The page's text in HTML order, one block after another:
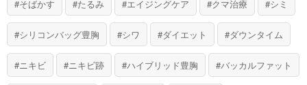
そばかす たるみ エイジングケア クマ治療 シミ
シリコンバッグ豊胸 シワ ダイエット ダウンタイム
ニキビ ニキビ跡 ハイブリッド豊胸 バッカルファット